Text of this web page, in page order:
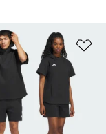
de deseos